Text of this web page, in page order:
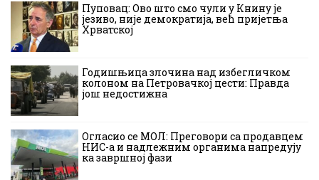
Пуповац: Ово што смо чули у Книну је
језиво, није демократија, већ пријетња
Хрватској
Годишњица злочина над избегличком
колоном на Петровачкој цести: Правда
још недостижна
Огласио се МОЛ: Преговори са продавцем
НИС-а и надлежним органима напредују
ка завршној фази